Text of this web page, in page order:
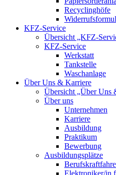
Recyclinghöfe
KFZ-Service
Übersicht „KFZ-
KFZ-Service
Werkstatt
Tankstelle
Waschanlage
Über Uns & Karriere
Übersicht „Über Uns
Über uns
Unternehmen
Karriere
Ausbildung
Praktikum
Bewerbung
Ausbildungsplätze
Elektroniker/in